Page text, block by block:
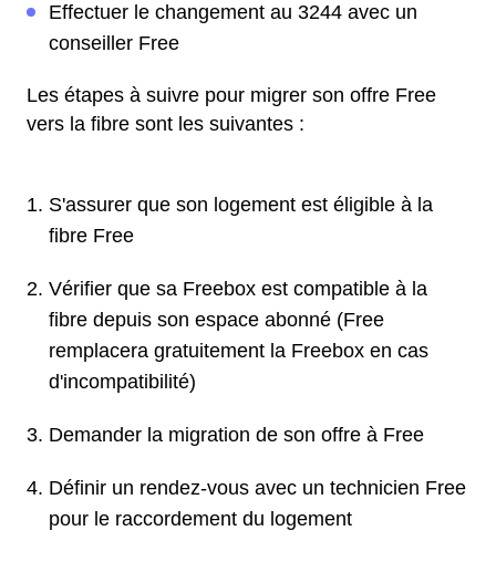
Effectuer le changement au 3244 avec un
conseiller Free
Les étapes à suivre pour migrer son offre Free
vers la fibre sont les suivantes :
S'assurer que son logement est éligible à la
fibre Free
Vérifier que sa Freebox est compatible à la
fibre depuis son espace abonné (Free
remplacera gratuitement la Freebox en cas
d'incompatibilité)
Demander la migration de son offre à Free
Définir un rendez-vous avec un technicien Free
pour le raccordement du logement